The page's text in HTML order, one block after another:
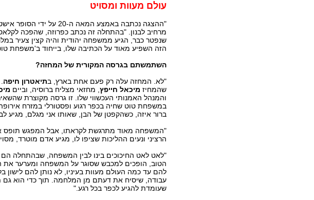
עולם מעוות ומסויט
"ההצגה נכתבה באמצע המאה ה-20 על ידי הסופר אישטוון ארקן, שידוע כ
מרחיב לבנון. "בהתחלה זה נכתב כפרוזה, שהפכה
שנפטר כבר, הגיע ממשפחה יהודית והיה קצין צעיר
הזה השפיע מאוד על הכתיבה שלו, בייחוד ב'משפחת
השתמשתם בגרסה המקורית של המחזה?
"לא. המחזה עלה רק פעם אחת בארץ, בתיאטרון חיפה
שהמחיז מיכאל חייפץ , מחזאי מצליח ברוסיה, וביים
והמנהל האמנותי העכשווי שלו. זו גרסה מקוצרת
במשפחת טוט שחיה בכפר רגוע ופסטורלי במזרח
ברור איזה, כשהקפטן של הבן, שאותו אני מגלם, מגיע
"המשפחה מאוד מתרגשת לקראתו, אבל המפגש תופס
הרציני ונעים ההליכות שציפו לו, מגיע אדם מוטרד,
"לאט לאט החיכוכים בינו לבין המשפחה, שבהתחלה הם
הטוב, הופכים למכבש שסוגר על המשפחה ומערער את
להם עד כמה העולם מעוות בעיניו, לא נותן להם לישון
עבודה, שיסיח את דעתם מן המלחמה. תוך כדי הוא
שעומדת להגיע לכפר בכל רגע."